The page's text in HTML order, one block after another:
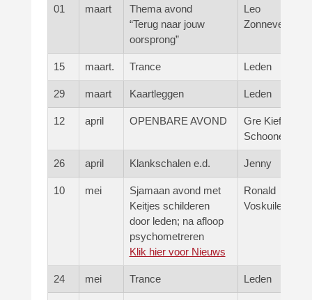
01 maart
Thema avond
“Terug naar jouw
oorsprong”
Leo
Zonneveld
15 maart. Trance Leden
29 maart Kaartleggen Leden
12 april OPENBARE AVOND
Gre Kieft-
Schoone
26 april Klankschalen e.d. Jenny
10 mei
Sjamaan avond met
Keitjes schilderen
door leden; na afloop
psychometreren
Klik hier voor Nieuws
Ronald
Voskuilen
24 mei Trance Leden